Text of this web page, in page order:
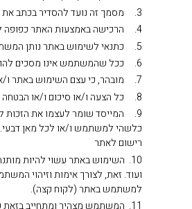
3. מסמך זה נועד להסדיר בכתב את היחסים המשפטיים שבין המייסד לבין כל העושה שימוש באתר (להלן: “המשתמש”) בכל מחשב ו/או טאבלט ו/או מכשיר סלולרי ו/או כל אמצעי אלקטרוני ו/או מכני אחר.
4. הרכישה באמצעות האתר כפופה לתנאים המפורטים בתקנון זה.
5. כתנאי לשימוש באתר נותן המשתמש בזאת את הסכמתו המפורשת לכל ההוראות ותנאי השימוש שלהלן ומצהיר בזאת, כי קרא והבין את האמור במסמך זה, על כל הוראותיו, תנאיו, משמעויותיו, השלכותיו ותוצאותיו.
6. ככל שהמשתמש אינו מסכים להוראות ותנאי השימוש המוצגים להלן, כולם או מקצתם, הוא אינו רשאי לעשות כל שימוש באתר.
7. מובהר, כי עצם השימוש באתר ו/או רכישת מוצר באמצעותו מהווה הצהרה מצד המשתמש כי קרא את הוראות תקנון זה, הבין אותן והסכים להן. התקנון מהווה חוזה מחייב בין המשתמש לבין המייסד.
8. כל הצעה ו/או סיכום ו/או הבטחה של צד למשנהו, אשר אינם מעוגנים בכתב ובאופן מפורש במסגרת ההוראות ותנאי השימוש המפורטים במסמך זה, הינם חסרי כל תוקף משפטי מחייב.
9. המייסד שומר לעצמו את הזכות
כלשהי למשתמש ו/או לכל מאן דבעי.
רישום לאתר
ועוד. זאת, לצורך אימות וזיהוי
למשתמש באתר (לקוח קצה).